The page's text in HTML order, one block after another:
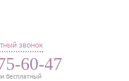
звонок
60-47
бесплатный